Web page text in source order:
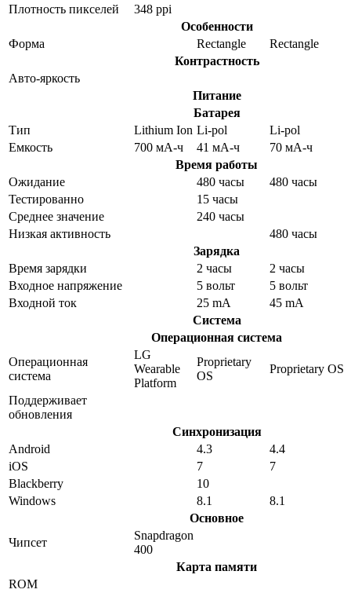
Плотность пикселей
348 ppi
Особенности
Форма
Rectangle
Rectangle
Контрастность
Авто-яркость
Питание
Батарея
Тип
Lithium Ion Li-pol
Li-pol
Емкость
700 мА-ч 41 мА-ч
70 мА-ч
Время работы
Ожидание
480 часы
480 часы
Тестированно
15 часы
Среднее значение
240 часы
Низкая активность
480 часы
Зарядка
Время зарядки
2 часы
2 часы
Входное напряжение
5 вольт
5 вольт
Входной ток
25 mA
45 mA
Система
Операционная система
Операционная
система
LG
Wearable
Platform
Proprietary
OS
Proprietary OS
Поддерживает
обновления
Синхронизация
Android
4.3
4.4
iOS
7
7
Blackberry
10
Windows
8.1
8.1
Основное
Чипсет
Snapdragon
400
Карта памяти
ROM